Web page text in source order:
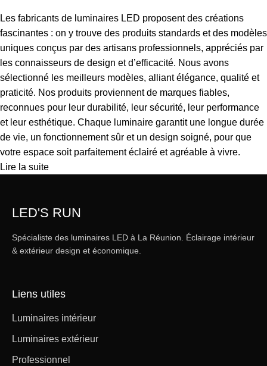
Les fabricants de luminaires LED proposent des créations
fascinantes : on y trouve des produits standards et des modèles
uniques conçus par des artisans professionnels, appréciés par
les connaisseurs de design et d’efficacité. Nous avons
sélectionné les meilleurs modèles, alliant élégance, qualité et
praticité. Nos produits proviennent de marques fiables,
reconnues pour leur durabilité, leur sécurité, leur performance
et leur esthétique. Chaque luminaire garantit une longue durée
de vie, un fonctionnement sûr et un design soigné, pour que
votre espace soit parfaitement éclairé et agréable à vivre.
Lire la suite
LED'S RUN
Spécialiste des luminaires LED à La Réunion. Éclairage intérieur
& extérieur design et économique.
Liens utiles
Luminaires intérieur
Luminaires extérieur
Professionnel